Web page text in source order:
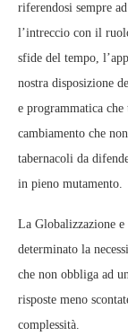
riferendosi sempre
l’intreccio con il
sfide del tempo,
nostra disposizione
e programmatica
cambiamento che
tabernacoli da
in pieno mutamento.
La Globalizzazione e
determinato la
che non obbliga ad
risposte meno
complessità.